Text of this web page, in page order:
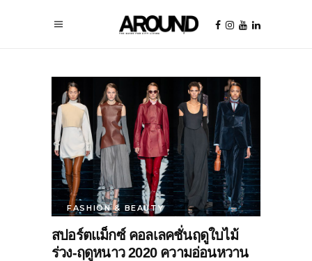
FASHION & BEAUTY
สปอร์ตแม็กซ์ คอลเลคชั่นฤดูใบไม้
ร่วง-ฤดูหนาว 2020 ความอ่อนหวาน